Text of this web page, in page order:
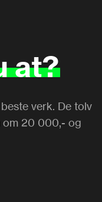
at?
verk. De tolv
om 20 000,- og